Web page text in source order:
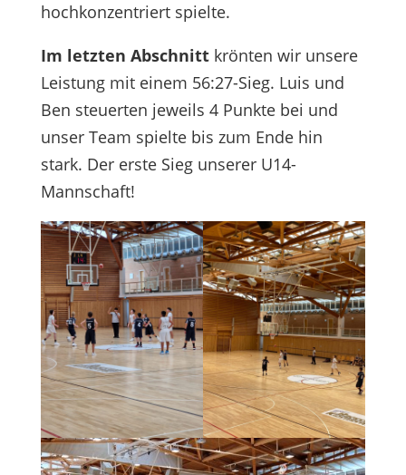
hochkonzentriert spielte.
Im letzten Abschnittkrönten wir unsere
Leistung mit einem 56:27-Sieg. Luis und
Ben steuerten jeweils 4 Punkte bei und
unser Team spielte bis zum Ende hin
stark. Der erste Sieg unserer U14-
Mannschaft!